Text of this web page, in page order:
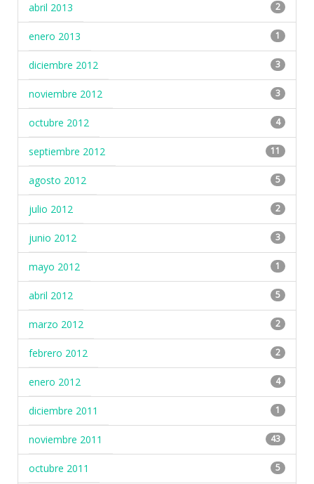
abril 2013 2
enero 2013 1
diciembre 2012 3
noviembre 2012 3
octubre 2012 4
septiembre 2012 11
agosto 2012 5
julio 2012 2
junio 2012 3
mayo 2012 1
abril 2012 5
marzo 2012 2
febrero 2012 2
enero 2012 4
diciembre 2011 1
noviembre 2011 43
octubre 2011 5